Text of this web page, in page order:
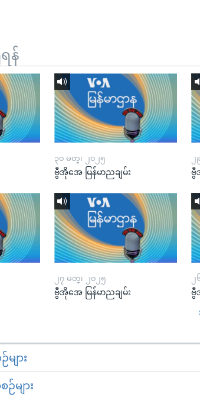
န်
၃၀ မတ္၊ ၂၀၂၅
ဗွီအိုအေ မြန်မာညချမ်း ဗွီ
၂၇ မတ္၊ ၂၀၂၅
ဗွီအိုအေ မြန်မာညချမ်း ဗွီ
ျား
များ